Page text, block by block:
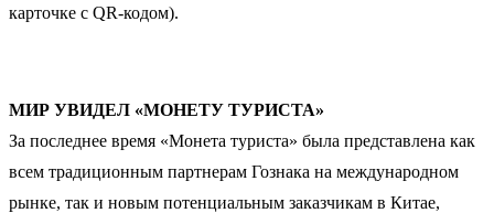
карточке с QR-кодом).
МИР УВИДЕЛ «МОНЕТУ ТУРИСТА»
За последнее время «Монета туриста» была представлена как
всем традиционным партнерам Гознака на международном
рынке, так и новым потенциальным заказчикам в Китае,